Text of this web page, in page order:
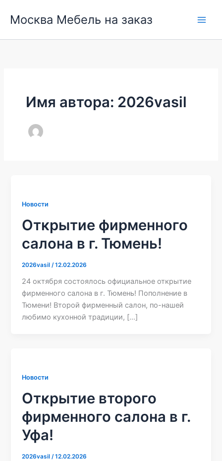
Москва Мебель на заказ
Имя автора: 2026vasil
Новости
Открытие фирменного
салона в г. Тюмень!
2026vasil/12.02.2026
24 октября состоялось официальное открытие
фирменного салона в г. Тюмень! Пополнение в
Тюмени! Второй фирменный салон, по-нашей
любимо кухонной традиции, […]
Новости
Открытие второго
фирменного салона в г.
Уфа!
2026vasil/12.02.2026